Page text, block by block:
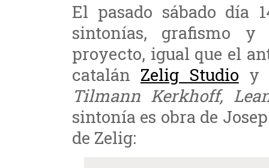
El pasado sábado día
sintonías, grafismo y
proyecto, igual que el
catalán Zelig Studio y
Tilmann Kerkhoff,
sintonía es obra de
de Zelig: